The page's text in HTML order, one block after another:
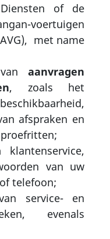
of de
voertuigen
met name
aanvragen
, zoals het
afspraken en
van uw
telefoon;
service- en
evenals